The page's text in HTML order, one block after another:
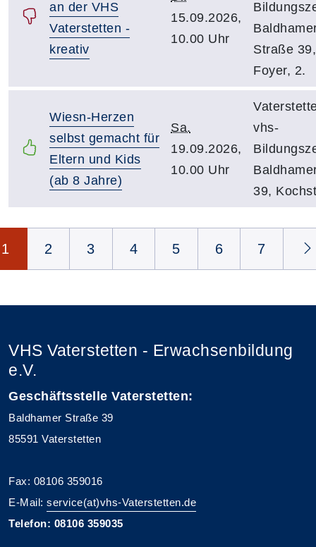
an der VHS
Vaterstetten -
kreativ
15.09.2026,
10.00 Uhr
Straße 39,
Foyer, 2.
Wiesn-Herzen
selbst gemacht für
Eltern und Kids
(ab 8 Jahre)
Sa.
19.09.2026,
10.00 Uhr
vhs-
39,
1 2 3 4 5 6 7
VHS Vaterstetten - Erwachsenbildung
e.V.
Geschäftsstelle Vaterstetten:
Baldhamer Straße 39
85591 Vaterstetten
Fax: 08106 359016
E-Mail: service(at)vhs-Vaterstetten.de
Telefon: 08106 359035